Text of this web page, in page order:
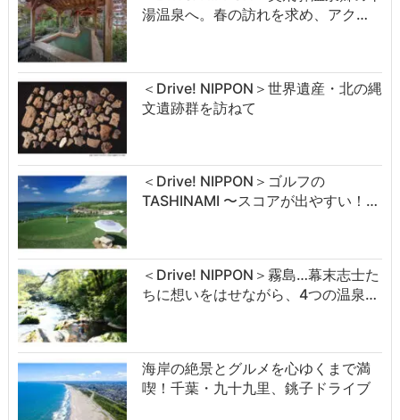
湯温泉へ。春の訪れを求め、アク…
＜Drive! NIPPON＞世界遺産・北の縄
文遺跡群を訪ねて
＜Drive! NIPPON＞ゴルフの
TASHINAMI 〜スコアが出やすい！…
＜Drive! NIPPON＞霧島…幕末志士た
ちに想いをはせながら、4つの温泉…
海岸の絶景とグルメを心ゆくまで満
喫！千葉・九十九里、銚子ドライブ